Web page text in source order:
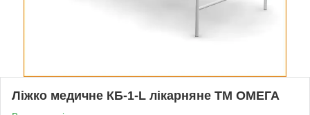
Ліжко медичне КБ-1-L лікарняне ТМ ОМЕГА